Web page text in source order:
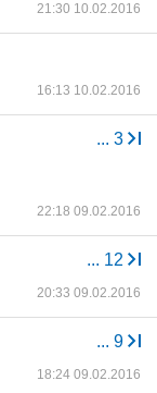
21:30 10.02.2016
16:13 10.02.2016
... 3
22:18 09.02.2016
... 12
20:33 09.02.2016
... 9
18:24 09.02.2016